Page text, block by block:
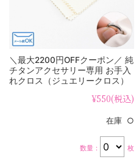
＼最大2200円OFFクーポン／ 純
チタンアクセサリー専用 お手入
れクロス（ジュエリークロス）
¥550(税込)
在庫 ○
数量： 枚